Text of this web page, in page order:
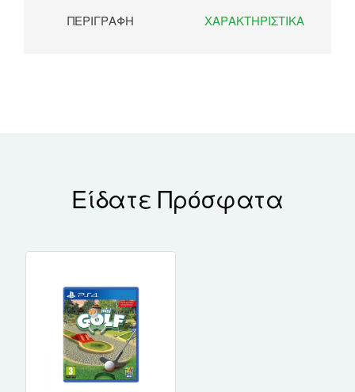
ΠΕΡΙΓΡΑΦΉ ΧΑΡΑΚΤΗΡΙΣΤΙΚΆ
Είδατε Πρόσφατα